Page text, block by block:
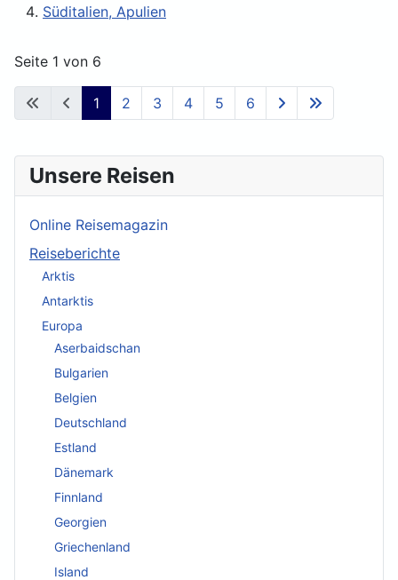
Unsere Reisen
Online Reisemagazin
Reiseberichte
Arktis
Antarktis
Europa
Aserbaidschan
Bulgarien
Belgien
Deutschland
Estland
Dänemark
Finnland
Georgien
Griechenland
Island
Süditalien, Apulien
Seite 1 von 6
1 2 3 4 5 6